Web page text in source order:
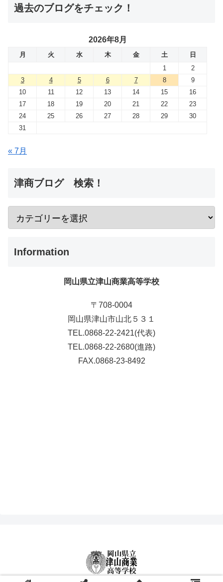
過去のブログをチェック！
2026年8月
月 火 水 木 金 土
日
1
2
3
4 5 6 7 8
9
10
11 12 13 14 15
16
17
18 19 20 21 22
23
24
25 26 27 28 29
30
31
« 7月
津商ブログ 検索！
Information
岡山県立津山商業高等学校
〒708-0004
岡山県津山市山北５３１
TEL.0868-22-2421(代表)
TEL.0868-22-2680(進路)
FAX.0868-23-8492